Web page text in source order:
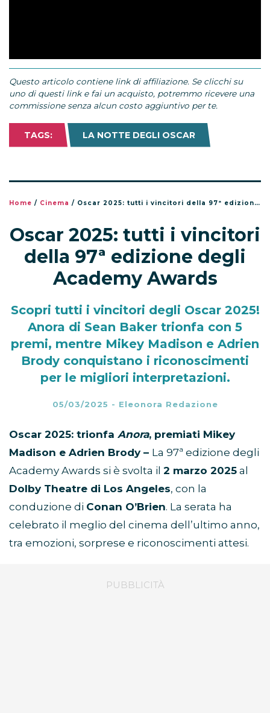
Questo articolo contiene link di affiliazione. Se clicchi su
uno di questi link e fai un acquisto, potremmo ricevere una
commissione senza alcun costo aggiuntivo per te.
TAGS: LA NOTTE DEGLI OSCAR
Home / Cinema / Oscar 2025: tutti i vincitori della 97ª edizione degli Academy Awards
Oscar 2025: tutti i vincitori
della 97ª edizione degli
Academy Awards
Scopri tutti i vincitori degli Oscar 2025!
Anora di Sean Baker trionfa con 5
premi, mentre Mikey Madison e Adrien
Brody conquistano i riconoscimenti
per le migliori interpretazioni.
05/03/2025 - Eleonora Redazione
Oscar 2025: trionfa Anora, premiati Mikey
Madison e Adrien Brody – La 97ª edizione degli
Academy Awards si è svolta il 2 marzo 2025 al
Dolby Theatre di Los Angeles, con la
conduzione di Conan O’Brien. La serata ha
celebrato il meglio del cinema dell’ultimo anno,
tra emozioni, sorprese e riconoscimenti attesi.